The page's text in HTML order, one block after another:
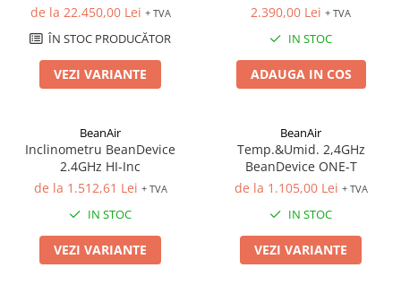
Display-uri Industriale
PC-uri Industriale
Computere Industriale
Tablete Industriale
Servicii
Vibrații
Aliniere geometrică
de la 22.450,00 Lei + TVA
ÎN STOC PRODUCĂTOR
VEZI VARIANTE
2.390,00 Lei + TVA
IN STOC
ADAUGA IN COS
BeanAir
Inclinometru BeanDevice
2.4GHz HI-Inc
de la 1.512,61 Lei + TVA
IN STOC
VEZI VARIANTE
BeanAir
Temp.&Umid. 2,4GHz
BeanDevice ONE-T
de la 1.105,00 Lei + TVA
IN STOC
VEZI VARIANTE